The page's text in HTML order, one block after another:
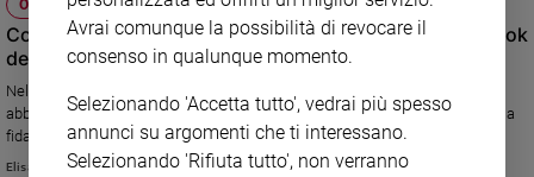
OPINIONI
Coronavirus, la rivincita della scienza. Il post su Facebook
della casalinga di Voghera non ci interessa più
Nel caos che sta causando, il Covid-19 ci sta almeno guarendo da un
abbaglio collettivo: davanti a un pericolo concreto abbiamo ricominciato a
fidarci di chi ha studiato a fondo le cose
Elisa Chiari
Avrai comunque la possibilità di revocare il
consenso in qualunque momento.
Selezionando 'Accetta tutto', vedrai più spesso
annunci su argomenti che ti interessano.
Selezionando 'Rifiuta tutto', non verranno